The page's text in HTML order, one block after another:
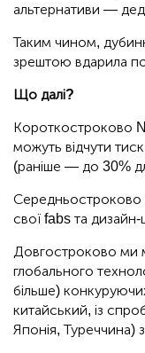
альтернативи —
Таким чином,
зрештою вдарила
Що далі?
Короткостроково
можуть відчути
(раніше — до 30%
Середньостроково
свої fabs та
Довгостроково ми
глобального
більше)
китайський, із
Японія, Туреччина)